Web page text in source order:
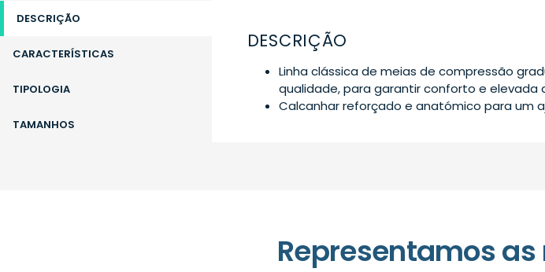
DESCRIÇÃO
CARACTERÍSTICAS
TIPOLOGIA
TAMANHOS
DESCRIÇÃO
Linha clássica de meias de compressão
qualidade, para garantir conforto e elevada
Calcanhar reforçado e anatómico para um
Representamos